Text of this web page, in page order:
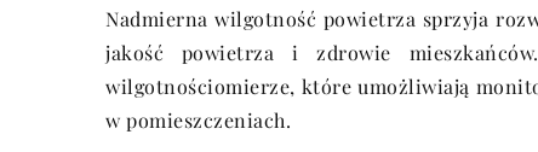
Nadmierna wilgotność powietrza sprzyja
jakość powietrza i zdrowie
wilgotnościomierze, które umożliwiają
w pomieszczeniach.